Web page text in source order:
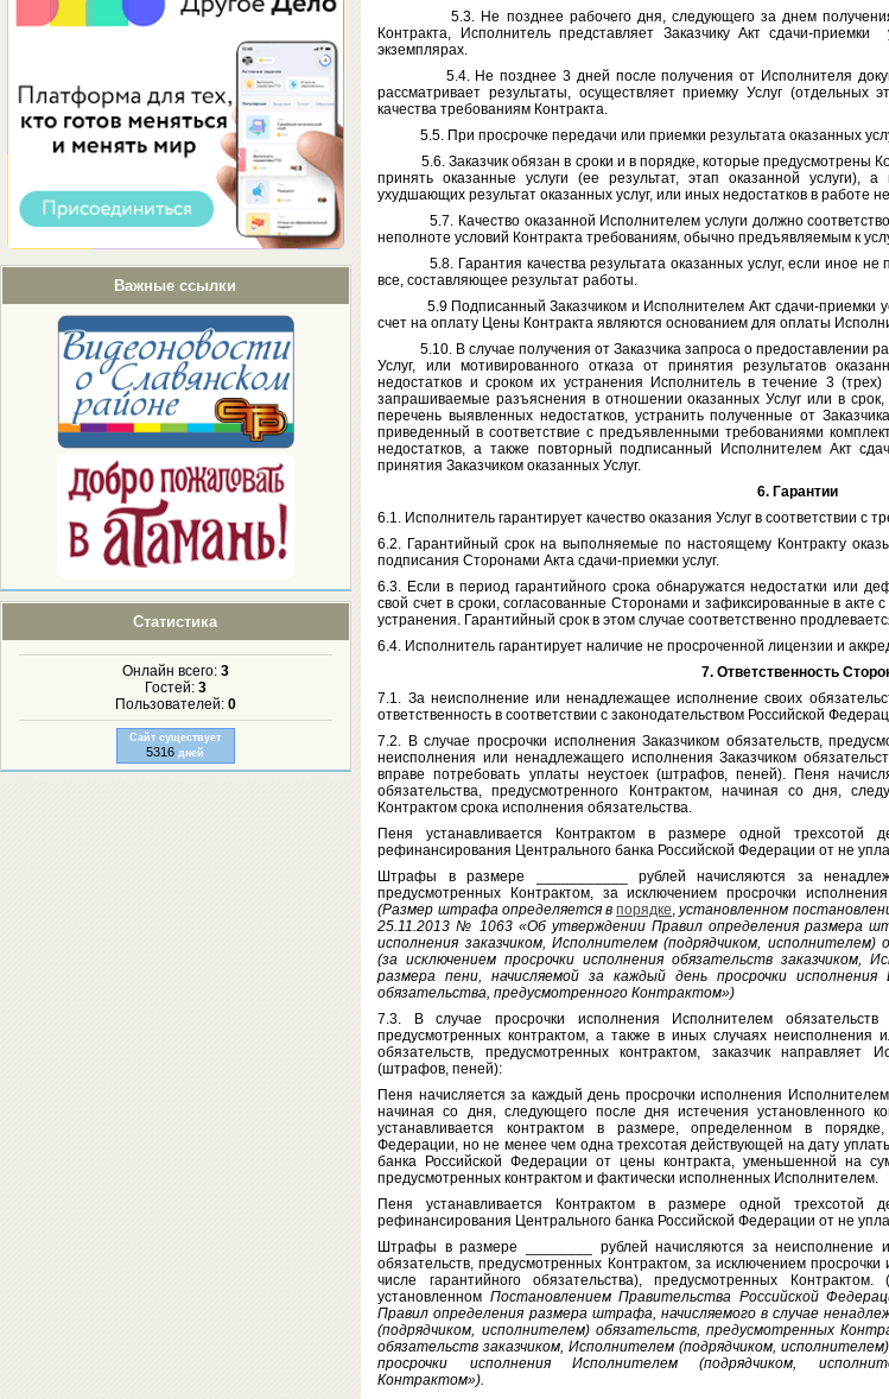
Важные ссылки
Статистика
Онлайн всего: 3
Гостей: 3
Пользователей: 0
Сайт существует
5316 дней
5.3. Не позднее рабочего дня, следующего за днем получения
Контракта, Исполнитель представляет Заказчику Акт сдачи-
экземплярах.
5.4. Не позднее 3 дней после получения от Исполнителя
рассматривает результаты, осуществляет приемку Услуг
качества требованиям Контракта.
5.5. При просрочке передачи или приемки результата оказанных
5.6. Заказчик обязан в сроки и в порядке, которые предусмотрены
принять оказанные услуги (ее результат, этап оказанной услуги),
ухудшающих результат оказанных услуг, или иных недостатков в работе
5.7. Качество оказанной Исполнителем услуги должно
неполноте условий Контракта требованиям, обычно предъявляемым к
5.8. Гарантия качества результата оказанных услуг, если иное не
все, составляющее результат работы.
5.9 Подписанный Заказчиком и Исполнителем Акт сдачи-приемки
счет на оплату Цены Контракта являются основанием для оплаты
5.10. В случае получения от Заказчика запроса о предоставлении
Услуг, или мотивированного отказа от принятия результатов
недостатков и сроком их устранения Исполнитель в течение 3 (трех)
запрашиваемые разъяснения в отношении оказанных Услуг или в
перечень выявленных недостатков, устранить полученные от
приведенный в соответствие с предъявленными требованиями
недостатков, а также повторный подписанный Исполнителем Акт
принятия Заказчиком оказанных Услуг.
6. Гарантии
6.1. Исполнитель гарантирует качество оказания Услуг в соответствии с
6.2. Гарантийный срок на выполняемые по настоящему Контракту
подписания Сторонами Акта сдачи-приемки услуг.
6.3. Если в период гарантийного срока обнаружатся недостатки или
свой счет в сроки, согласованные Сторонами и зафиксированные в акте
устранения. Гарантийный срок в этом случае соответственно
6.4. Исполнитель гарантирует наличие не просроченной лицензии и
7. Ответственность
7.1. За неисполнение или ненадлежащее исполнение своих
ответственность в соответствии с законодательством Российской
7.2. В случае просрочки исполнения Заказчиком обязательств,
неисполнения или ненадлежащего исполнения Заказчиком
вправе потребовать уплаты неустоек (штрафов, пеней). Пеня
обязательства, предусмотренного Контрактом, начиная со дня,
Контрактом срока исполнения обязательства.
Пеня устанавливается Контрактом в размере одной трехсотой
рефинансирования Центрального банка Российской Федерации от не
Штрафы в размере ___________ рублей начисляются за
предусмотренных Контрактом, за исключением просрочки
(Размер штрафа определяется впорядке, установленном
25.11.2013 № 1063 «Об утверждении Правил определения размера
исполнения заказчиком, Исполнителем (подрядчиком,
(за исключением просрочки исполнения обязательств заказчиком,
размера пени, начисляемой за каждый день просрочки
обязательства, предусмотренного Контрактом»)
7.3. В случае просрочки исполнения Исполнителем обязательств
предусмотренных контрактом, а также в иных случаях неисполнения
обязательств, предусмотренных контрактом, заказчик направляет
(штрафов, пеней):
Пеня начисляется за каждый день просрочки исполнения
начиная со дня, следующего после дня истечения установленного
устанавливается контрактом в размере, определенном в порядке,
Федерации, но не менее чем одна трехсотая действующей на дату
банка Российской Федерации от цены контракта, уменьшенной на
предусмотренных контрактом и фактически исполненных Исполнителем.
Пеня устанавливается Контрактом в размере одной трехсотой
рефинансирования Центрального банка Российской Федерации от не
Штрафы в размере ________ рублей начисляются за неисполнение
обязательств, предусмотренных Контрактом, за исключением
числе гарантийного обязательства), предусмотренных Контрактом.
установленном Постановлением Правительства Российской
Правил определения размера штрафа, начисляемого в случае
(подрядчиком, исполнителем) обязательств, предусмотренных
обязательств заказчиком, Исполнителем (подрядчиком,
просрочки исполнения Исполнителем (подрядчиком,
Контрактом»).